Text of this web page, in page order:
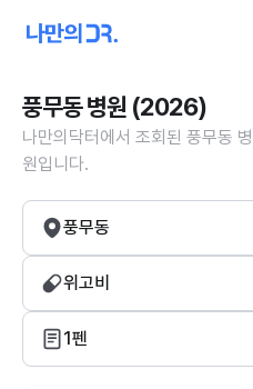
풍무동 병원 (2026)
나만의닥터에서 조회된 풍무동
원입니다.
풍무동
위고비
1펜